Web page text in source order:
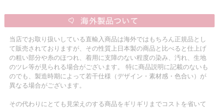
当店でお取り扱いしている直輸入商品は海外ではもちろん正規品とし
て販売されておりますが、その性質上日本製の商品と比べると仕上げ
の粗い部分や糸のほつれ、着用に支障のない程度の染み、汚れ、生地
のツレ等が見られる場合がございます。 特に商品説明に記載のないも
のでも、製造時期によって若干仕様（デザイン・素材感・色合い）が
異なる場合がございます。
その代わりにとても見栄えのする商品をギリギリまでコストを省いて